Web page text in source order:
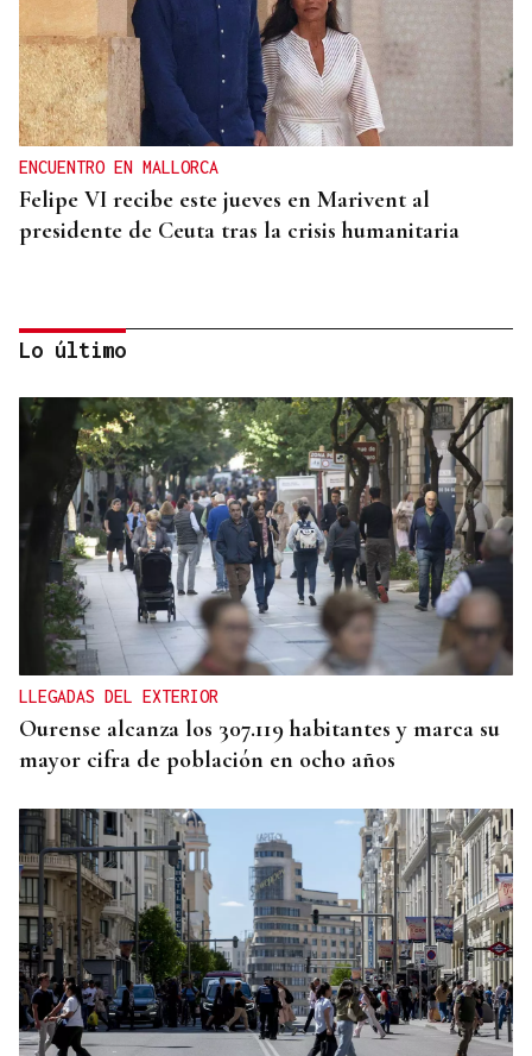
ENCUENTRO EN MALLORCA
Felipe VI recibe este jueves en Marivent al
presidente de Ceuta tras la crisis humanitaria
CRISIS HUMANITARIA
El Instituto de Medicina Legal de Ceuta recibe los
cuerpos de los 80 migrantes fallecidos
Lo último
LLEGADAS DEL EXTERIOR
Ourense alcanza los 307.119 habitantes y marca su
mayor cifra de población en ocho años